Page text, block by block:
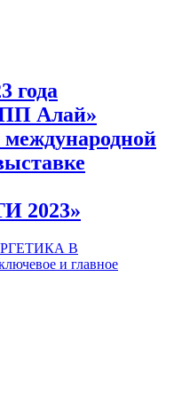
года
Алай»
В
и главное